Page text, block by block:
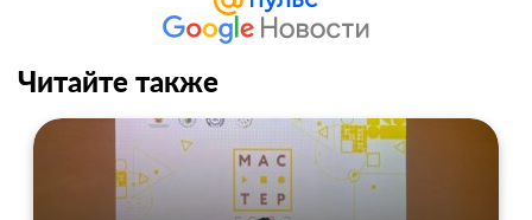
Читайте также